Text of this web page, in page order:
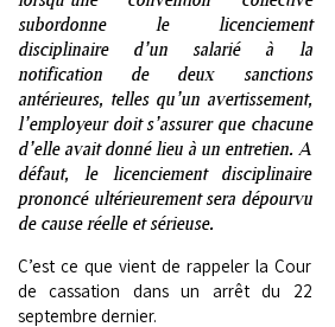
subordonne le licenciement
disciplinaire d’un salarié à la
notification de deux sanctions
antérieures, telles qu’un avertissement,
l’employeur doit s’assurer que chacune
d’elle avait donné lieu à un entretien. A
défaut, le licenciement disciplinaire
prononcé ultérieurement sera dépourvu
de cause réelle et sérieuse.
C’est ce que vient de rappeler la Cour
de cassation dans un arrêt du 22
septembre dernier.